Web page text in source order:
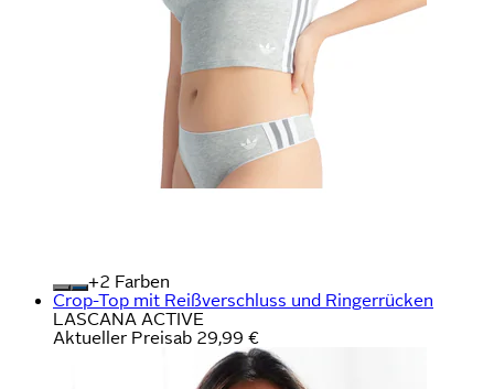
+
Farben
Crop-Top mit Reißverschluss und Ringerrücken
LASCANA ACTIVE
Aktueller Preisab 29,99 €